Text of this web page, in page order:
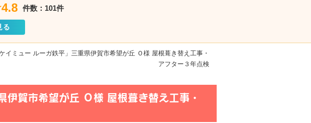
件数：101件
る
ケイミュー ルーガ鉄平」三重県伊賀市希望が丘 Ｏ様 屋根葺き替え工事・
アフター３年点検
伊賀市希望が丘 Ｏ様 屋根葺き替え工事・